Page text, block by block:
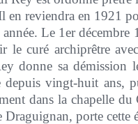
en reviendra en 1921
année. Le 1er
le curé archiprêtre
donne sa démission
depuis vingt-huit ans,
dans la chapelle
Draguignan, porte cette